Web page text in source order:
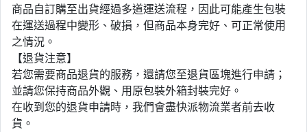
商品自訂購至出貨經過多道運送流程，因此可能產生包裝
在運送過程中變形、破損，但商品本身完好、可正常使用
之情況。
【退貨注意】
若您需要商品退貨的服務，還請您至退貨區塊進行申請；
並請您保持商品外觀、用原包裝外箱封裝完好。
在收到您的退貨申請時，我們會盡快派物流業者前去收
貨。